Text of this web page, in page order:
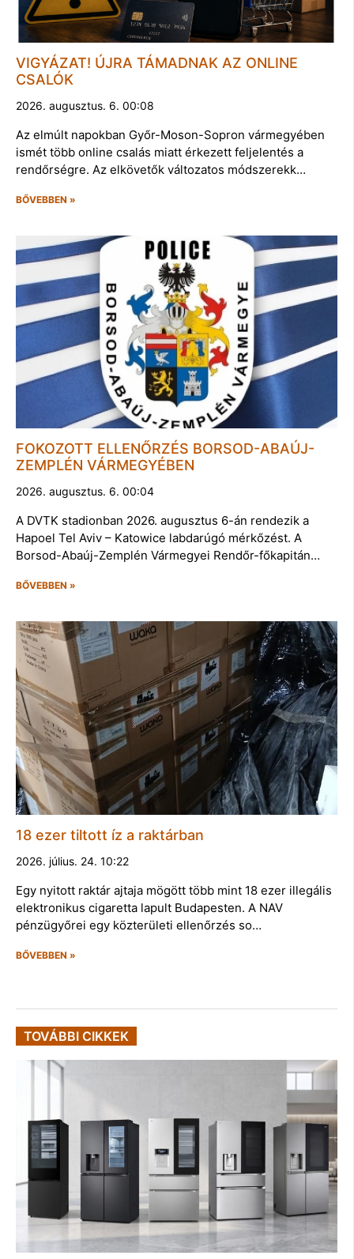
VIGYÁZAT! ÚJRA TÁMADNAK AZ ONLINE
CSALÓK
2026. augusztus. 6. 00:08
Az elmúlt napokban Győr-Moson-Sopron vármegyében
ismét több online csalás miatt érkezett feljelentés a
rendőrségre. Az elkövetők változatos módszerekk…
BŐVEBBEN »
FOKOZOTT ELLENŐRZÉS BORSOD-ABAÚJ-
ZEMPLÉN VÁRMEGYÉBEN
2026. augusztus. 6. 00:04
A DVTK stadionban 2026. augusztus 6-án rendezik a
Hapoel Tel Aviv – Katowice labdarúgó mérkőzést. A
Borsod-Abaúj-Zemplén Vármegyei Rendőr-főkapitán…
BŐVEBBEN »
18 ezer tiltott íz a raktárban
2026. július. 24. 10:22
Egy nyitott raktár ajtaja mögött több mint 18 ezer illegális
elektronikus cigaretta lapult Budapesten. A NAV
pénzügyőrei egy közterületi ellenőrzés so…
BŐVEBBEN »
TOVÁBBI CIKKEK